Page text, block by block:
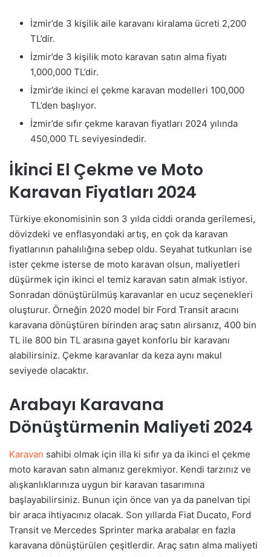
İzmir’de 3 kişilik aile karavanı kiralama ücreti 2,200
TL’dir.
İzmir’de 3 kişilik moto karavan satın alma fiyatı
1,000,000 TL’dir.
İzmir’de ikinci el çekme karavan modelleri 100,000
TL’den başlıyor.
İzmir’de sıfır çekme karavan fiyatları 2024 yılında
450,000 TL seviyesindedir.
İkinci El Çekme ve Moto
Karavan Fiyatları 2024
Türkiye ekonomisinin son 3 yılda ciddi oranda gerilemesi,
dövizdeki ve enflasyondaki artış, en çok da karavan
fiyatlarının pahalılığına sebep oldu. Seyahat tutkunları ise
ister çekme isterse de moto karavan olsun, maliyetleri
düşürmek için ikinci el temiz karavan satın almak istiyor.
Sonradan dönüştürülmüş karavanlar en ucuz seçenekleri
oluşturur. Örneğin 2020 model bir Ford Transit aracını
karavana dönüştüren birinden araç satın alırsanız, 400 bin
TL ile 800 bin TL arasına gayet konforlu bir karavanı
alabilirsiniz. Çekme karavanlar da keza aynı makul
seviyede olacaktır.
Arabayı Karavana
Dönüştürmenin Maliyeti 2024
Karavan sahibi olmak için illa ki sıfır ya da ikinci el çekme
moto karavan satın almanız gerekmiyor. Kendi tarzınız ve
alışkanlıklarınıza uygun bir karavan tasarımına
başlayabilirsiniz. Bunun için önce van ya da panelvan tipi
bir araca ihtiyacınız olacak. Son yıllarda Fiat Ducato, Ford
Transit ve Mercedes Sprinter marka arabalar en fazla
karavana dönüştürülen çeşitlerdir. Araç satın alma maliyeti